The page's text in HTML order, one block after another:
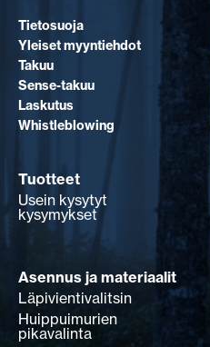
Tietosuoja
Yleiset myyntiehdot
Takuu
Sense-takuu
Laskutus
Whistleblowing
Tuotteet
Usein kysytyt
kysymykset
Asennus ja materiaalit
Läpivientivalitsin
Huippuimurien
pikavalinta